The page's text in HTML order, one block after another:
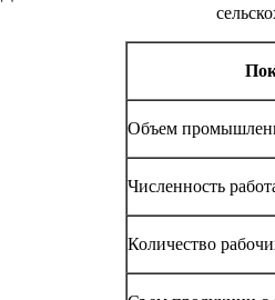
Объем
Численность
Количество